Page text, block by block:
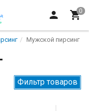
Мужской пирсинг
Фильтр товаров